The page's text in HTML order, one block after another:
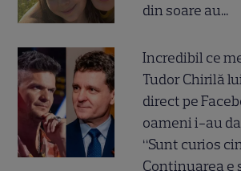
din soare au...
Incredibil ce
Tudor Chirilă
direct pe
oameni i-au
“Sunt curios
Continuarea e